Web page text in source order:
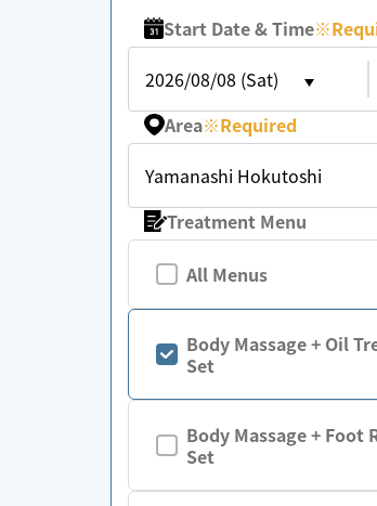
Start Date & Time※
2026/08/08 (Sat)
Area※Required
Yamanashi Hokutoshi
Treatment Menu
All Menus
Body Massage + Oil
Set
Body Massage + Foot
Set